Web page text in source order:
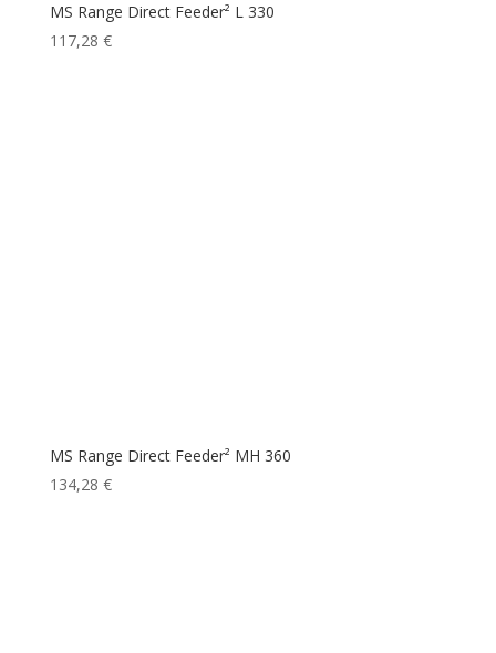
MS Range Direct Feeder² L 330
117,28 €
MS Range Direct Feeder² MH 360
134,28 €